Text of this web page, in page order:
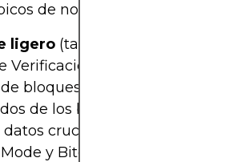
de nodos completos.
ligero (también llamado nodo
Verificación Simplificada de
bloques. En su lugar,
de los bloques y se basa en
cruciales de las
y Bitcoin SPV son